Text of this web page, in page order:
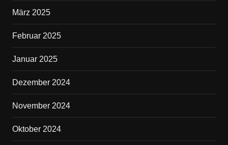
März 2025
Februar 2025
Januar 2025
Dezember 2024
November 2024
Oktober 2024